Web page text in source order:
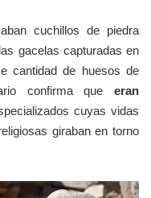
cuchillos de piedra
gacelas capturadas en
cantidad de huesos de
confirma que eran
cuyas vidas
giraban en torno